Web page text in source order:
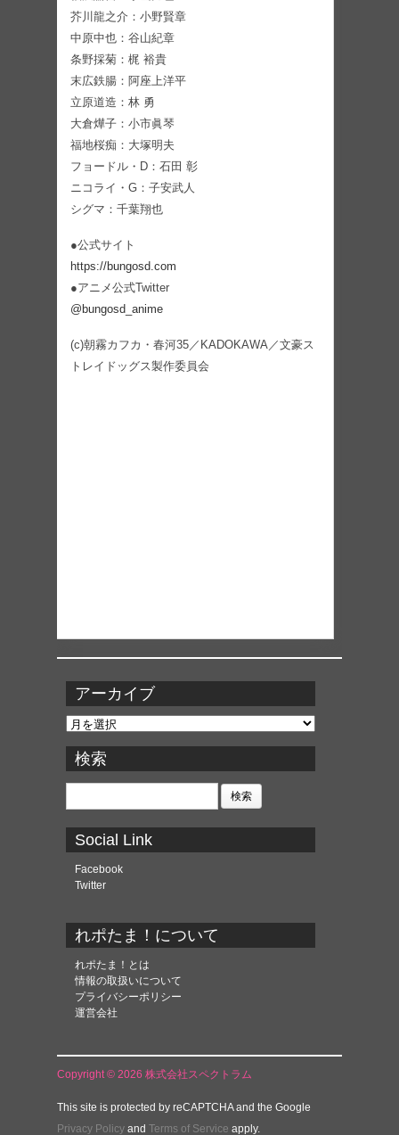
芥川龍之介：小野賢章
中原中也：谷山紀章
条野採菊：梶 裕貴
末広鉄腸：阿座上洋平
立原道造：林 勇
大倉燁子：小市眞琴
福地桜痴：大塚明夫
フョードル・D：石田 彰
ニコライ・G：子安武人
シグマ：千葉翔也
●公式サイト
https://bungosd.com
●アニメ公式Twitter
@bungosd_anime
(c)朝霧カフカ・春河35／KADOKAWA／文豪ス
トレイドッグス製作委員会
アーカイブ
ア
カ
イ
ブ
検索
検
Social Link
Facebook
Twitter
れポたま！について
れポたま！とは
情報の取扱いについて
プライバシーポリシー
運営会社
Copyright © 2026 株式会社スペクトラム
This site is protected by reCAPTCHA and the Google
Privacy Policy and Terms of Service apply.